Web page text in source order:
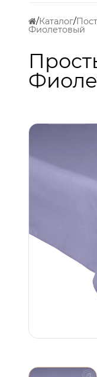
Каталог
Фиолетовый